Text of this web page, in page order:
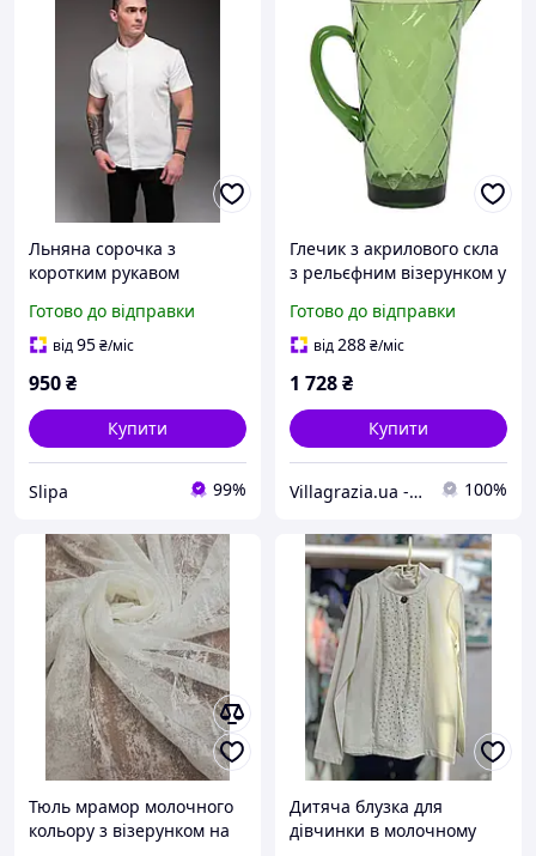
Льняна сорочка з
коротким рукавом
льон
Готово до відправки
від95₴/міс
950₴
Купити
Slipa 99%
Глечик з акрилового скла
з рельєфним візерунком у
"Алмазні грані" Certified
International
Готово до відправки
від288₴/міс
1 728₴
Купити
Villagrazia.ua - інтернет-магазин Villa Grazia 100%
Тюль мрамор молочного
кольору з візерунком на
Дитяча блузка для
дівчинки в молочному